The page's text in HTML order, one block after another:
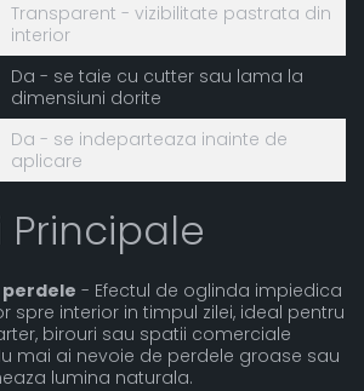
Transparent - vizibilitate pastrata din
interior
Da - se taie cu cutter sau lama la
dimensiuni dorite
Da - se indeparteaza inainte de
aplicare
Principale
- Efectul de oglinda impiedica
spre interior in timpul zilei, ideal pentru
birouri sau spatii comerciale
mai ai nevoie de perdele groase sau
lumina naturala.